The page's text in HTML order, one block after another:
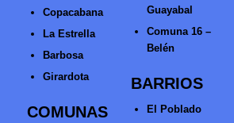
Copacabana
La Estrella
Barbosa
Girardota
COMUNAS
Guayabal
Comuna 16 –
Belén
BARRIOS
El Poblado